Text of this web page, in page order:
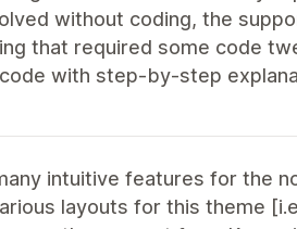
without coding, the
that required some code
with step-by-step
intuitive features for the
layouts for this theme